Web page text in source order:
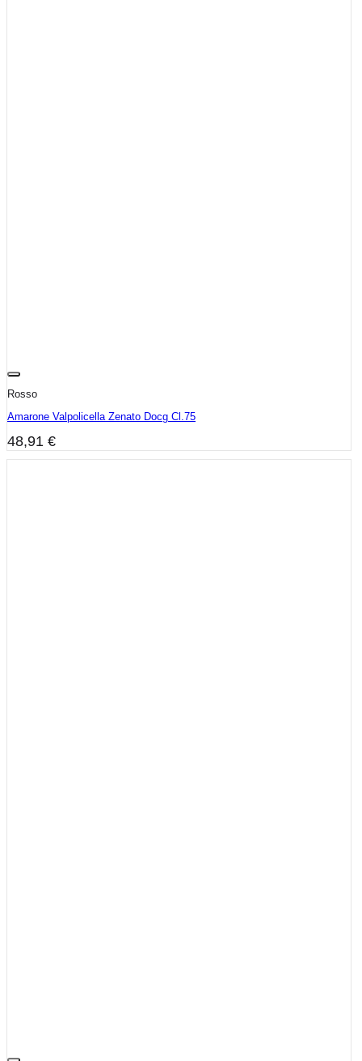
Rosso
Amarone Valpolicella Zenato Docg Cl.75
48,91 €